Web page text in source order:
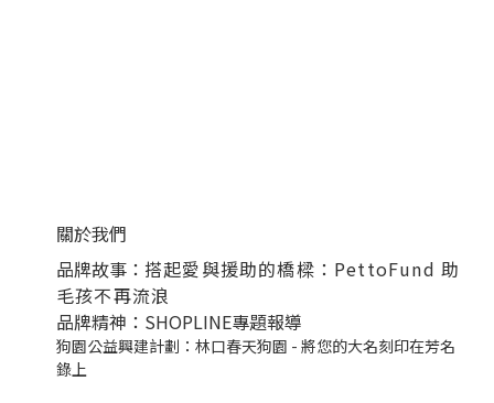
關於我們
品牌故事： 搭起愛與援助的橋樑：PettoFund 助
毛孩不再流浪
品牌精神：SHOPLINE專題報導
狗園公益興建計劃：林口春天狗園 - 將您的大名刻印在芳名
錄上